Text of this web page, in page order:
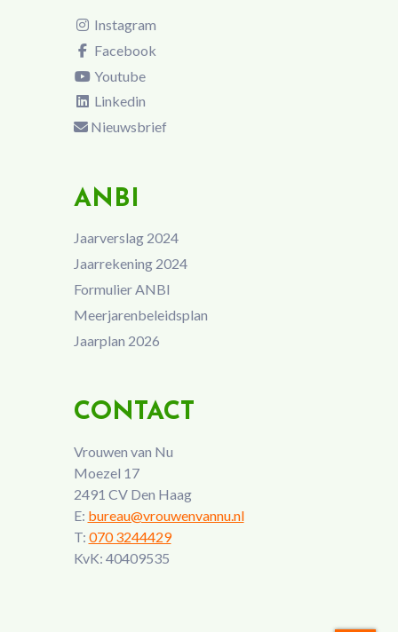
Instagram
Facebook
Youtube
Linkedin
Nieuwsbrief
ANBI
Jaarverslag 2024
Jaarrekening 2024
Formulier ANBI
Meerjarenbeleidsplan
Jaarplan 2026
CONTACT
Vrouwen van Nu
Moezel 17
2491 CV Den Haag
E: bureau@vrouwenvannu.nl
T: 070 3244429
KvK: 40409535